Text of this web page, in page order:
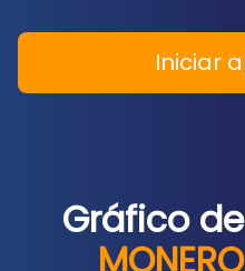
Iniciar
Gráfico
MONERO